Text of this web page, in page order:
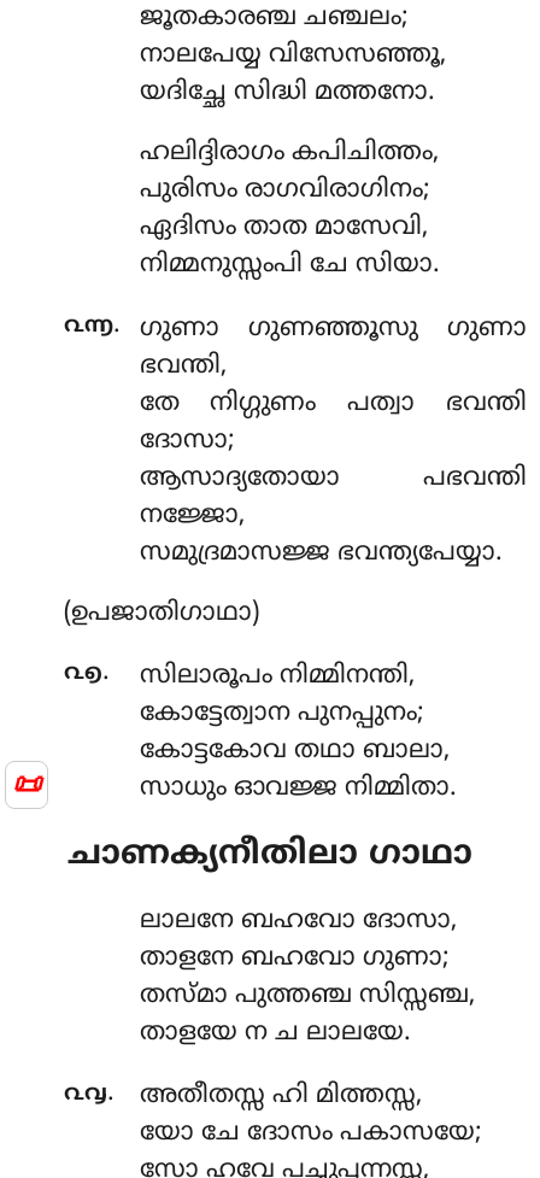
📜
ജൂതകാരഞ്ച ചഞ്ചലം;
നാലപേയ്യ വിസേസഞ്ഞൂ,
യദിച്ഛേ സിദ്ധി മത്തനോ.
ഹലിദ്ദിരാഗം കപിചിത്തം,
പുരിസം രാഗവിരാഗിനം;
ഏദിസം താത മാസേവി,
നിമ്മനുസ്സംപി ചേ സിയാ.
൨൬.
ഗുണാ ഗുണഞ്ഞൂസു ഗുണാ
ഭവന്തി,
തേ നിഗ്ഗുണം പത്വാ ഭവന്തി
ദോസാ;
ആസാദ്യതോയാ പഭവന്തി
നജ്ജോ,
സമുദ്രമാസജ്ജ ഭവന്ത്യപേയ്യാ.
(ഉപജാതിഗാഥാ)
൨൭. സിലാരൂപം നിമ്മിനന്തി,
കോട്ടേത്വാന പുനപ്പുനം;
കോട്ടകോവ തഥാ ബാലാ,
സാധും ഓവജ്ജ നിമ്മിതാ.
ചാണക്യനീതിലാ ഗാഥാ
ലാലനേ ബഹവോ ദോസാ,
താളനേ ബഹവോ ഗുണാ;
തസ്മാ പുത്തഞ്ച സിസ്സഞ്ച,
താളയേ ന ച ലാലയേ.
൨൮. അതീതസ്സ ഹി മിത്തസ്സ,
യോ ചേ ദോസം പകാസയേ;
സോ ഹവേ പച്ചുപ്പന്നസ്സ,